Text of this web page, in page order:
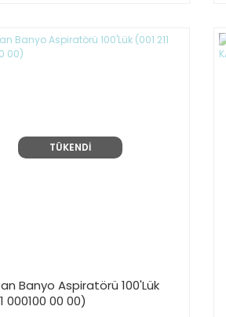
TÜKENDİ
Banyo Aspiratörü 100'Lük
000100 00 00)